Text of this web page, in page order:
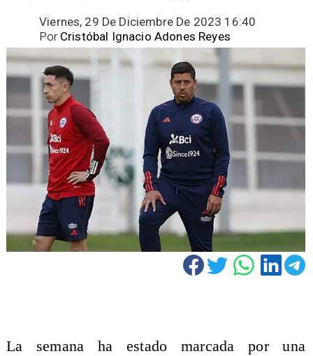
Viernes, 29 De Diciembre De 2023 16:40
Cristóbal Ignacio Adones Reyes
Por
La semana ha estado marcada por una